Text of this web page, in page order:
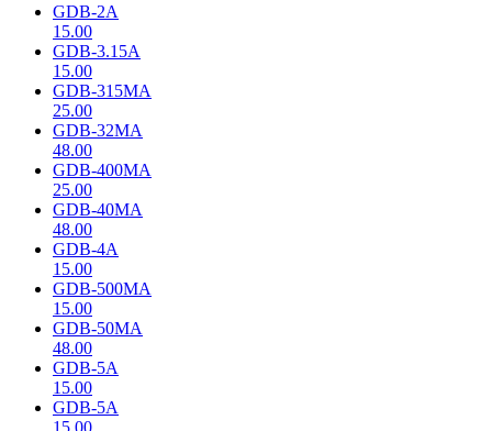
GDB-2A
15.00
GDB-3.15A
15.00
GDB-315MA
25.00
GDB-32MA
48.00
GDB-400MA
25.00
GDB-40MA
48.00
GDB-4A
15.00
GDB-500MA
15.00
GDB-50MA
48.00
GDB-5A
15.00
GDB-5A
15.00